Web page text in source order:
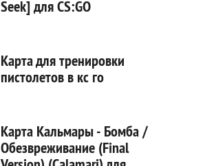
Seek] для CS:GO
Карта для тренировки
пистолетов в кс го
Карта Кальмары - Бомба /
Обезвреживание (Final